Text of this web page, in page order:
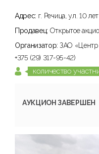
Адрес: г. Речица, ул. 10
Продавец: Открытое
Организатор: ЗАО «Центр
+375 (29) 317-95-42)
количество
АУКЦИОН ЗАВЕРШЕН